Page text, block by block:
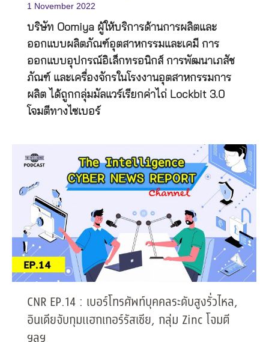
1 November 2022
บริษัท Oomiya ผู้ให้บริการด้านการผลิตและ
ออกแบบผลิตภัณฑ์อุตสาหกรรมและเคมี การ
ออกแบบอุปกรณ์อิเล็กทรอนิกส์ การพัฒนาเภสัช
ภัณฑ์ และเครื่องจักรในโรงงานอุตสาหกรรมการ
ผลิต ได้ถูกกลุ่มมัลแวร์เรียกค่าไถ่ Lockbit 3.0
โจมตีทางไซเบอร์
CNR EP.14 : เบอร์โทรศัพท์บุคคลระดับสูงรั่วไหล,
อินเดียจับกุมแฮกเกอร์รัสเซีย, กลุ่ม Zinc โจมตี